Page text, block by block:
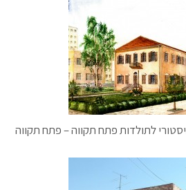
לתולדות פתח תקווה – פתח תקווה